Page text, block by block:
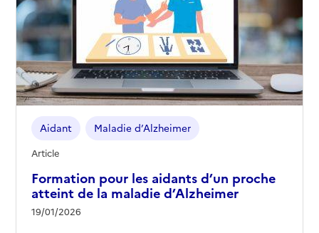
Formation pour les aidants d’un proche
atteint de la maladie d’Alzheimer
19/01/2026
Aidant Maladie d’Alzheimer
Article